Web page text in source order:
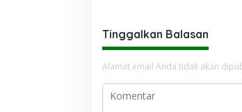
Tinggalkan Balasan
Alamat email Anda tidak akan